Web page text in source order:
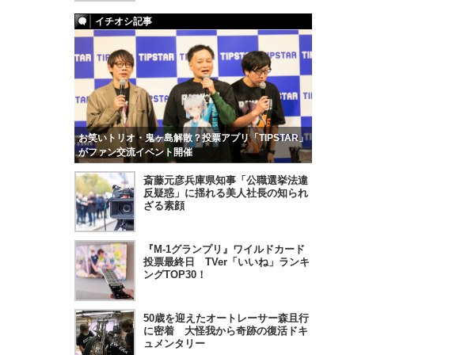
イチオシ記事
お笑いトリオ・鬼ヶ島解散？投票アプリ「TIPSTAR」
がファン交流イベント開催
斎藤元彦兵庫県知事「公職選挙法違
反疑惑」に揺れる美人社長の知られ
ざる素顔
『M-1グランプリ』ワイルドカード
投票最終日 TVer「いいね」ランキ
ングTOP30！
50歳を迎えたオートレーサー森且行
に密着 大怪我から奇跡の復活ドキ
ュメンタリー